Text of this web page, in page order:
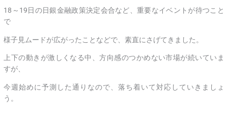
18～19日の日銀金融政策決定会合など、重要なイベントが待つこと
で
様子見ムードが広がったことなどで、素直にさげてきました。
上下の動きが激しくなる中、方向感のつかめない市場が続いていま
すが、
今週始めに予測した通りなので、落ち着いて対応していきましょ
う。